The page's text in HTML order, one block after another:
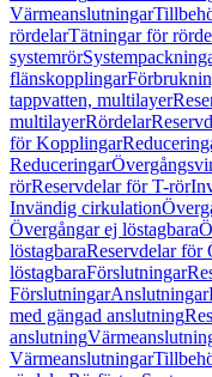
Värmeanslutningar
rördelarTätningar för
systemrör
flänskopplingar
tappvatten, multilayer
multilayerRördelar
för Kopplingar
Reduceringar
rörReservdelar för T-rör
Invändig cirkulation
Övergångar ej löstagbara
löstagbaraReservdelar för
löstagbaraFörslutningar
FörslutningarAnslutningar
med gängad anslutning
anslutning
Värmeanslutningar